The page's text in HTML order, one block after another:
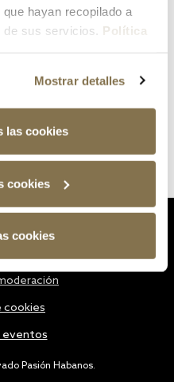
hayan recopilado a
sus servicios. Política
Mostrar detalles
las cookies
cookies
cookies
Pasión Habanos.
cookies
eventos